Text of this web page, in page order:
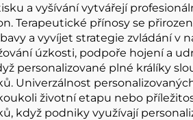
a vyšívání vytvářejí
Terapeutické přínosy se
a vyvíjet strategie zvládání v
úzkosti, podpoře hojení a
personalizované plné králíky
Univerzálnost
životní etapu nebo
když podniky využívají